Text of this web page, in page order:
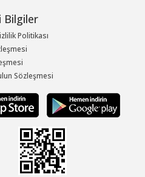
Bilgiler
Politikası
Sözleşmesi